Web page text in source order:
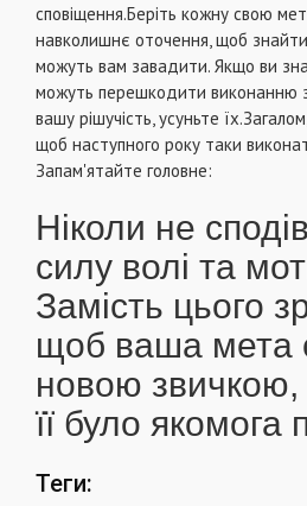
сповіщення.Беріть кожну свою
навколишнє оточення, щоб знайти
можуть вам завадити. Якщо ви
можуть перешкодити виконанню
вашу рішучість, усуньте
щоб наступного року таки
Запам'ятайте головне:
Ніколи не
силу волі та
Замість цього
щоб ваша мета
новою звичкою,
її було якомога
Теги: